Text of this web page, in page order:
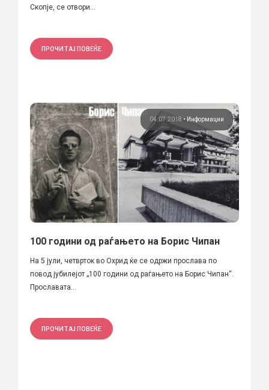
Скопје, се отвори...
ПРОЧИТАЈ ПОВЕЌЕ
04.07.2018 • Информации
100 години од раѓањето на Борис Чипан
На 5 јули, четврток во Охрид ќе се одржи прослава по
повод јубилејот „100 години од раѓањето на Борис Чипан“.
Прославата...
ПРОЧИТАЈ ПОВЕЌЕ